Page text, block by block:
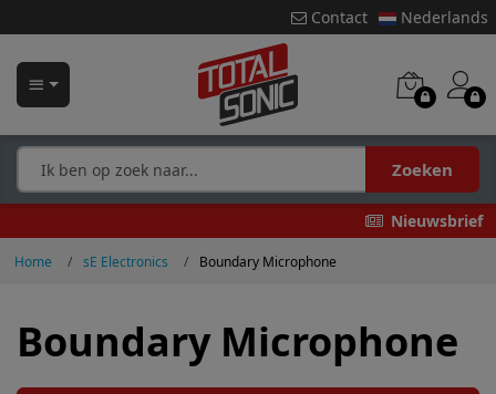
Contact Nederlands
Zoeken
Nieuwsbrief
Home sE Electronics Boundary Microphone
Boundary Microphone